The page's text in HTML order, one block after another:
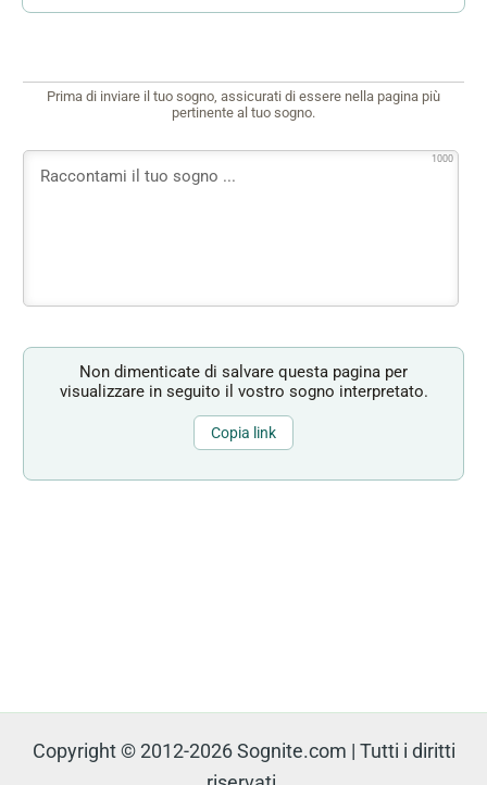
Prima di inviare il tuo sogno, assicurati di essere nella pagina più
pertinente al tuo sogno.
1000
Non dimenticate di salvare questa pagina per
visualizzare in seguito il vostro sogno interpretato.
Copia link
Copyright © 2012-2026 Sognite.com | Tutti i diritti